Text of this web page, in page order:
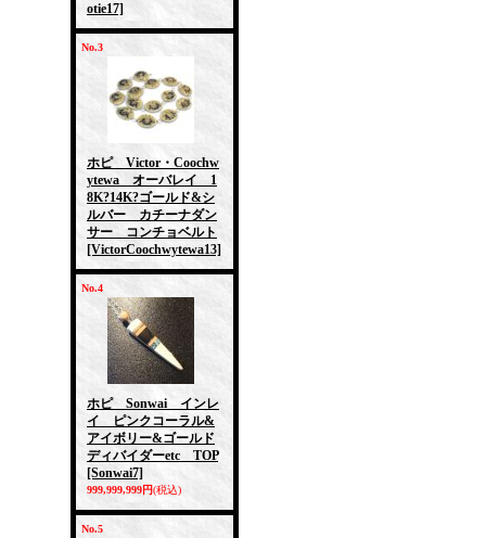
otie17]
No.3
ホピ Victor・Coochw
ytewa オーバレイ 1
8K?14K?ゴールド&シ
ルバー カチーナダン
サー コンチョベルト
[VictorCoochwytewa13]
No.4
ホピ Sonwai インレ
イ ピンクコーラル&
アイボリー&ゴールド
ディバイダーetc TOP
[Sonwai7]
999,999,999円(税込)
No.5